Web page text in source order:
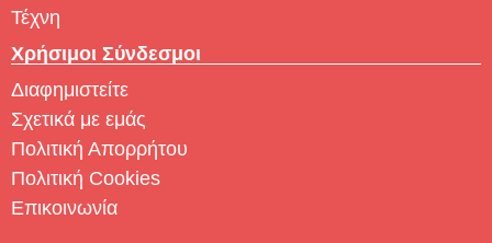
Τέχνη
Χρήσιμοι Σύνδεσμοι
Διαφημιστείτε
Σχετικά με εμάς
Πολιτική Απορρήτου
Πολιτική Cookies
Επικοινωνία